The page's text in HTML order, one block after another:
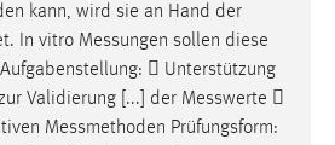
kann, wird sie an Hand der
In vitro Messungen sollen diese
 Unterstützung
Validierung [...] der Messwerte 
Messmethoden Prüfungsform: